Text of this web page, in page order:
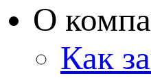
О
Как